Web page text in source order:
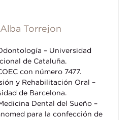
Torrejon
– Universidad
de Cataluña.
con número 7477.
y Rehabilitación Oral –
de Barcelona.
Dental del Sueño –
para la confección de